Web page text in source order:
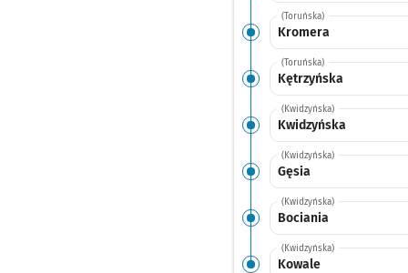
(Toruńska)
Kromera
(Toruńska)
Kętrzyńska
(Kwidzyńska)
Kwidzyńska
(Kwidzyńska)
Gęsia
(Kwidzyńska)
Bociania
(Kwidzyńska)
Kowale